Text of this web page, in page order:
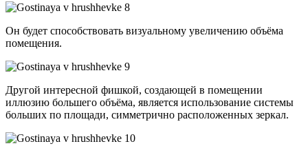
Он будет способствовать визуальному увеличению объёма
помещения.
Другой интересной фишкой, создающей в помещении
иллюзию большего объёма, является использование системы
больших по площади, симметрично расположенных зеркал.